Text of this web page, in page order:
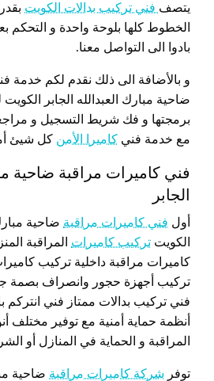
يتصف فني تركيب بدالات الكويت
الخطوط كلها بلوحة واحدة و التحكم
بادوا الى التواصل معنا.
و بالأضافة الى ذلك نقدم لكم خدمة
ضاحية مبارك العبدالله الجابر
برمجتها و فك شريط التسجيل و
مع خدمة فني كاميرا الأمن كل شيئ
فني كاميرات مراقبة ضاحية
الجابر
أول فني كاميرات مراقبة ضاحية مبارك
الكويت تركيب كاميرات المراقبة
كاميرات مراقبة داخلية تركيب
تركيب أجهزة حجور وانصراف بصمة
فني تركيب بدالات ممتاز فني
أنظمة حماية أمنية مع توفير مختلف
المراقبة و الحماية في المنازل أو
توفر شركة كاميرات مراقبة ضاحية